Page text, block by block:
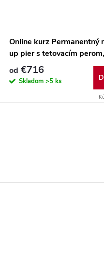
Online kurz Permanentný
up pier s tetovacím perom,
skriptá a certifikát
od €716
Skladom >5 ks